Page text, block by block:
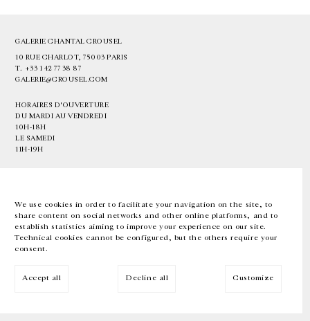
We use cookies in order to facilitate your navigation on the site, to
share content on social networks and other online platforms, and to
establish statistics aiming to improve your experience on our site.
Technical cookies cannot be configured, but the others require your
consent.
Accept all Decline all Customize
GALERIE CHANTAL CROUSEL
10 RUE CHARLOT, 75003 PARIS
T. +33 1 42 77 38 87
GALERIE@CROUSEL.COM
HORAIRES D'OUVERTURE
DU MARDI AU VENDREDI
10H-18H
LE SAMEDI
11H-19H
EN FR 中文 Facebook Instagram
Inscrivez-vous à notre newsletter